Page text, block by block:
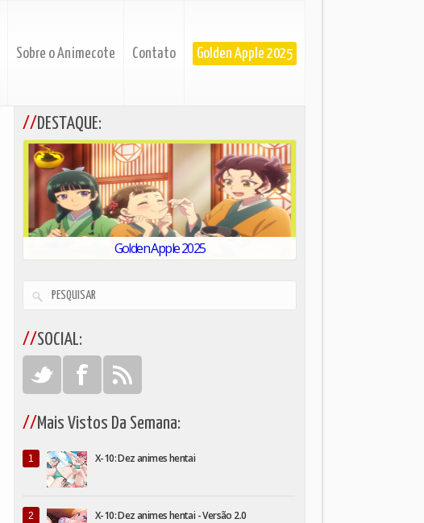
Sobre o Animecote Contato Golden Apple 2025
DESTAQUE:
Golden Apple 2025
SOCIAL:
Mais Vistos Da Semana:
X-10: Dez animes hentai
X-10: Dez animes hentai - Versão 2.0